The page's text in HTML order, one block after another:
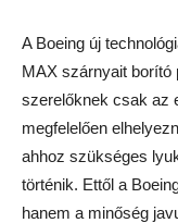
A Boeing új
MAX szárnyait borító
szerelőknek csak az
megfelelően
ahhoz szükséges
történik. Ettől a
hanem a minőség